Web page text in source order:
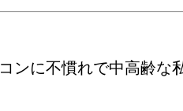
ンに不慣れで中高齢な